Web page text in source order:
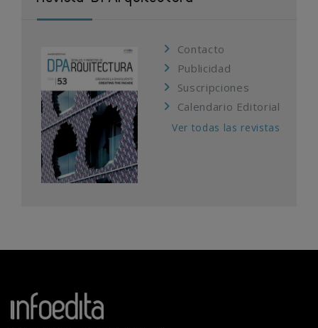
Contacto
Publicidad
Suscripciones
Calendario Editorial
Ver todas las revistas